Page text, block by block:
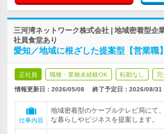
三河湾ネットワーク株式会社 | 地域密着型企
社員食堂あり
愛知／地域に根ざした提案型【営業職
正社員 職種・業種未経験OK 転勤なし 完
情報更新日：2026/05/08 終了予定日： 2026/08/31
仕事内容
地域密着型のケーブルテレビ局にて
な暮らしやビジネスを提案します。